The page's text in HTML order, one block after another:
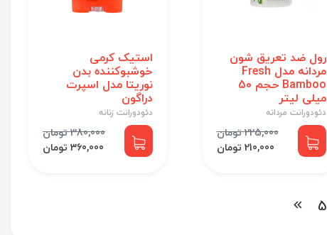
رول ضد تعریق شون
مردانه مدل Fresh
Bamboo حجم 50
میلی لیتر
دئودورانت مردانه
225,000 تومان
210,000 تومان
استیک کرمی
خوشبوکننده بدن
نوریتا مدل اسپرت
دراگون
دئودورانت زنانه
380,000 تومان
360,000 تومان
5